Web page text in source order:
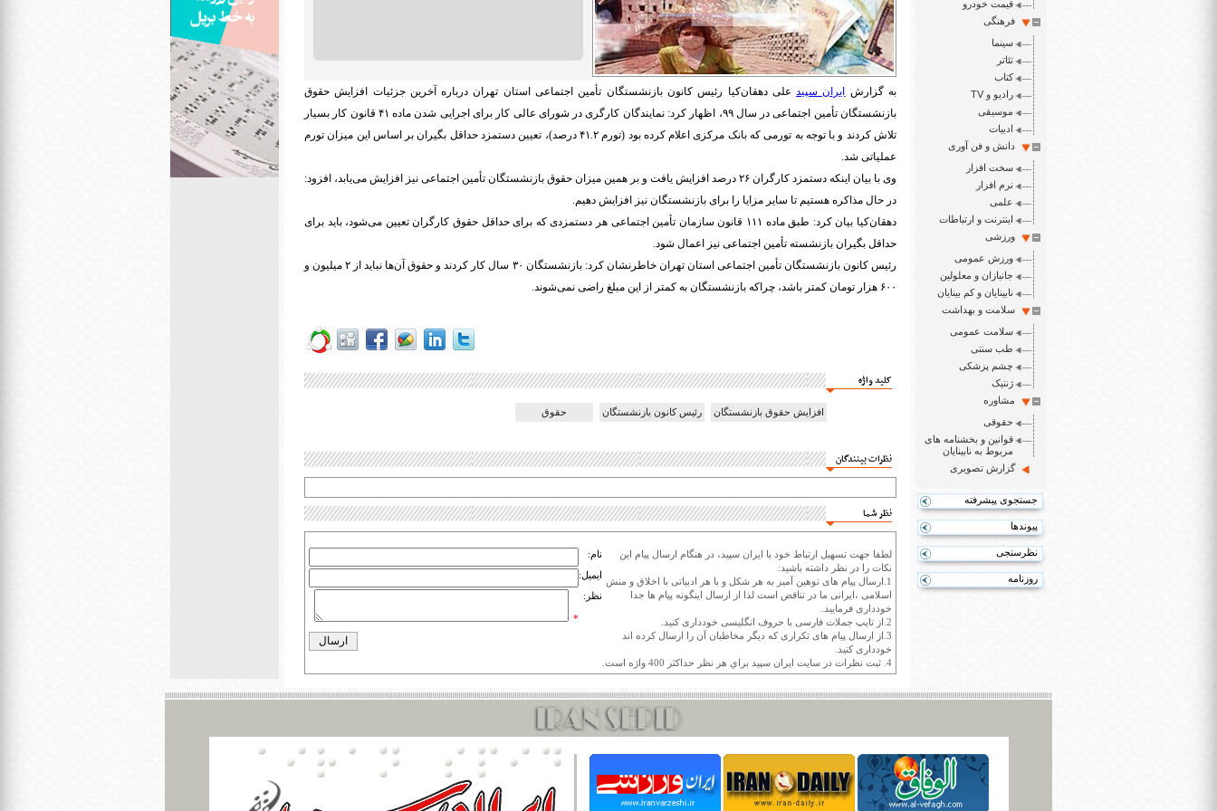
قیمت خودرو
فرهنگی
سینما
تئاتر
کتاب
رادیو و TV
موسیقی
ادبیات
دانش و فن آوری
سخت افزار
نرم افزار
علمی
اینترنت و ارتباطات
ورزشی
ورزش عمومی
جانبازان و معلولین
نابینایان و کم بینایان
سلامت و بهداشت
سلامت عمومی
طب سنتی
چشم پزشکی
ژنتیک
مشاوره
حقوقی
قوانین و بخشنامه های
مربوط به نابینایان
گزارش تصویری
جستجوی پیشرفته
پیوندها
نظرسنجی
روزنامه
به گزارش ایران سپیدعلی دهقان‌کیا رئیس کانون بازنشستگان تأمین اجتماعی استان تهران درباره آخرین جزئیات افزایش حقوق
بازنشستگان تأمین اجتماعی در سال ۹۹، اظهار کرد: نمایندگان کارگری در شورای عالی کار برای اجرایی شدن ماده ۴۱ قانون کار بسیار
تلاش کردند و با توجه به تورمی که بانک مرکزی اعلام کرده بود (تورم ۴۱.۲ درصد)، تعیین دستمزد حداقل بگیران بر اساس این میزان تورم
عملیاتی شد.
وی با بیان اینکه دستمزد کارگران ۲۶ درصد افزایش یافت و بر همین میزان حقوق بازنشستگان تأمین اجتماعی نیز افزایش می‌یابد، افزود:
در حال مذاکره هستیم تا سایر مزایا را برای بازنشستگان نیز افزایش دهیم.
دهقان‌کیا بیان کرد: طبق ماده ۱۱۱ قانون سازمان تأمین اجتماعی هر دستمزدی که برای حداقل حقوق کارگران تعیین می‌شود، باید برای
حداقل بگیران بازنشسته تأمین اجتماعی نیز اعمال شود.
رئیس کانون بازنشستگان تأمین اجتماعی استان تهران خاطرنشان کرد: بازنشستگان ۳۰ سال کار کردند و حقوق آن‌ها نباید از ۲ میلیون و
۶۰۰ هزار تومان کمتر باشد، چراکه بازنشستگان به کمتر از این مبلغ راضی نمی‌شوند.
کلید واژه
افزایش حقوق بازنشستگان رئیس کانون بازنشستگان حقوق
نظرات بینندگان
نظر شما
لطفا جهت تسهیل ارتباط خود با ایران سپید، در هنگام ارسال پیام این
نکات را در نظر داشته باشید:
1.ارسال پیام های توهین آمیز به هر شکل و با هر ادبیاتی با اخلاق و منش
اسلامی ،ایرانی ما در تناقض است لذا از ارسال اینگونه پیام ها جدا
خودداری فرمایید.
2.از تایپ جملات فارسی با حروف انگلیسی خودداری کنید.
3.از ارسال پیام های تکراری که دیگر مخاطبان آن را ارسال کرده اند
خودداری کنید.
4. ثبت نظرات در سايت ايران سپيد براي هر نظر حداکثر 400 واژه است.
نام:
ایمیل:
نظر:
*